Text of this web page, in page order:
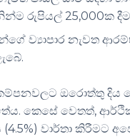
රුපියල් 25,000ක
ව්‍යාපාර නැවත
ඔරොත්තු
කෙසේ වෙතත්,
වාර්තා කිරීමට